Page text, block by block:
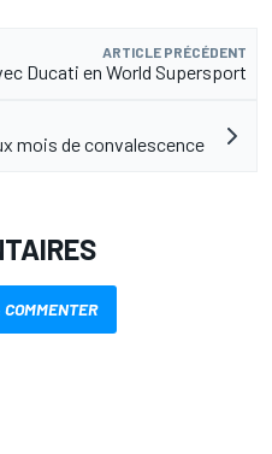
ARTICLE PRÉCÉDENT
Ducati en World Supersport
mois de convalescence